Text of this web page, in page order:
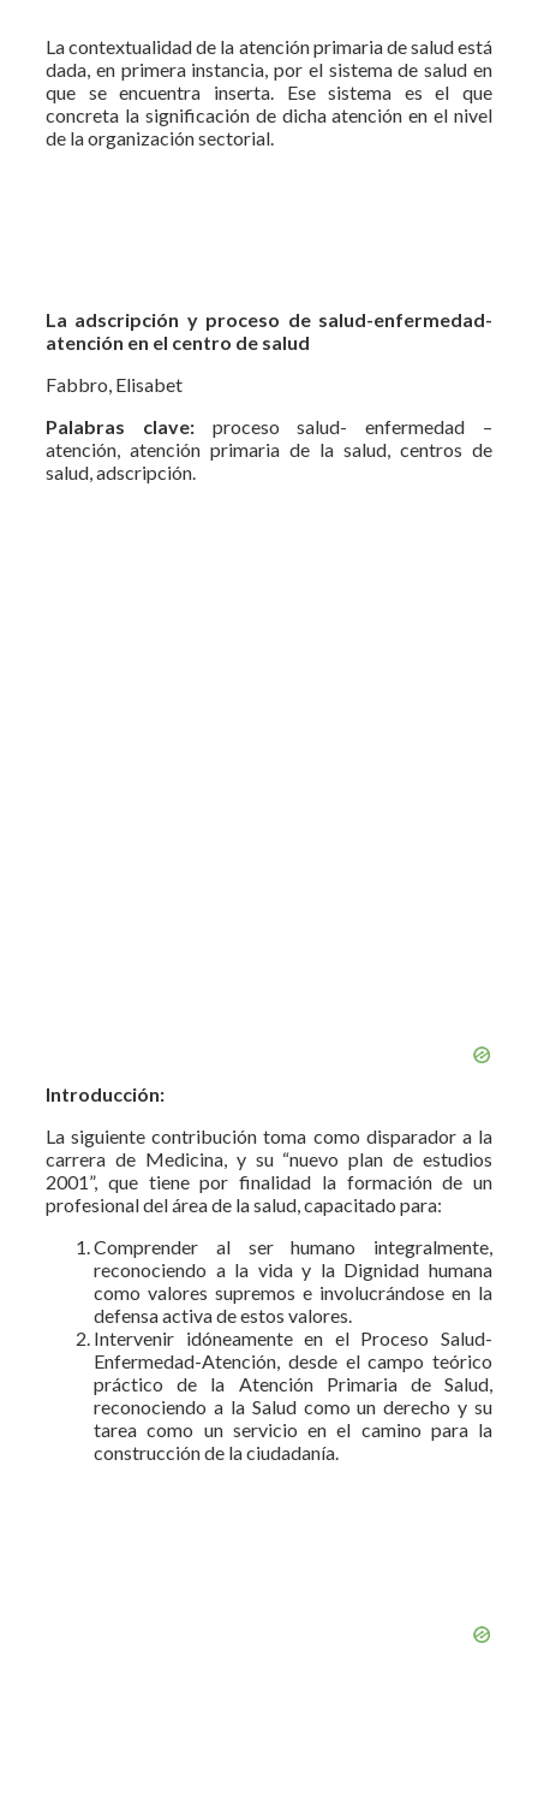
La contextualidad de la atención primaria de salud está
dada, en primera instancia, por el sistema de salud en
que se encuentra inserta. Ese sistema es el que
concreta la significación de dicha atención en el nivel
de la organización sectorial.
La adscripción y proceso de salud-enfermedad-
atención en el centro de salud
Fabbro, Elisabet
Palabras clave:proceso salud- enfermedad –
atención, atención primaria de la salud, centros de
salud, adscripción.
Introducción:
La siguiente contribución toma como disparador a la
carrera de Medicina, y su “nuevo plan de estudios
2001”, que tiene por finalidad la formación de un
profesional del área de la salud, capacitado para:
Comprender al ser humano integralmente,
reconociendo a la vida y la Dignidad humana
como valores supremos e involucrándose en la
defensa activa de estos valores.
Intervenir idóneamente en el Proceso Salud-
Enfermedad-Atención, desde el campo teórico
práctico de la Atención Primaria de Salud,
reconociendo a la Salud como un derecho y su
tarea como un servicio en el camino para la
construcción de la ciudadanía.